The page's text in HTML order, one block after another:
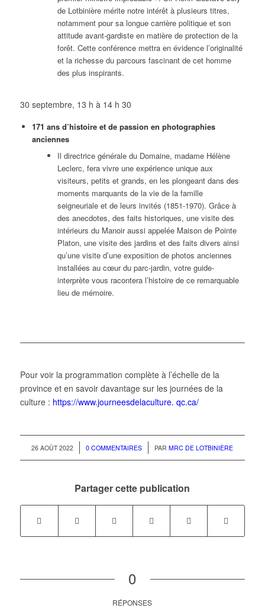
de Lotbinière mérite notre intérêt à plusieurs titres,
notamment pour sa longue carrière politique et son
attitude avant-gardiste en matière de protection de la
forêt. Cette conférence mettra en évidence l’originalité
et la richesse du parcours fascinant de cet homme
des plus inspirants.
30 septembre, 13 h à 14 h 30
171 ans d’histoire et de passion en photographies
anciennes
Il directrice générale du Domaine, madame Hélène
Leclerc, fera vivre une expérience unique aux
visiteurs, petits et grands, en les plongeant dans des
moments marquants de la vie de la famille
seigneuriale et de leurs invités (1851-1970). Grâce à
des anecdotes, des faits historiques, une visite des
intérieurs du Manoir aussi appelée Maison de Pointe
Platon, une visite des jardins et des faits divers ainsi
qu’une visite d’une exposition de photos anciennes
installées au cœur du parc-jardin, votre guide-
interprète vous racontera l’histoire de ce remarquable
lieu de mémoire.
Pour voir la programmation complète à l’échelle de la
province et en savoir davantage sur les journées de la
culture : https://www.journeesdelaculture. qc.ca/
26 AOÛT 2022
/ 0 COMMENTAIRES
/ PARMRC DE LOTBINIÈRE
Partager cette publication
0
RÉPONSES